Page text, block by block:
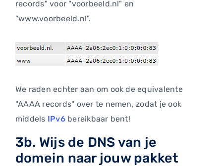
records" voor "voorbeeld.nl" en
"www.voorbeeld.nl".
We raden echter aan om ook de equivalente
"AAAA records" over te nemen, zodat je ook
middels IPv6bereikbaar bent!
3b. Wijs de DNS van je
domein naar jouw pakket